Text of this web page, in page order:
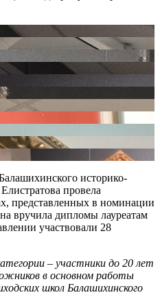
историко-
провела
представленных в номинации
вручила дипломы лауреатам
участвовали 28
– участники до 20 лет
в основном работы
школ Балашихинского